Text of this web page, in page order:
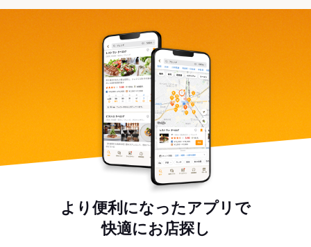
より便利になったアプリで
快適にお店探し